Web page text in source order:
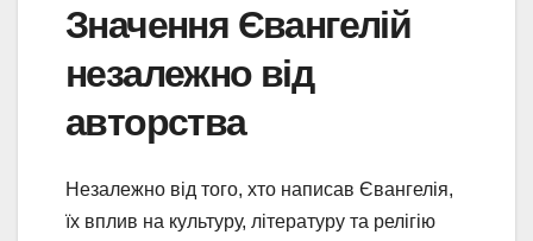
Значення Євангелій
незалежно від
авторства
Незалежно від того, хто написав Євангелія,
їх вплив на культуру, літературу та релігію